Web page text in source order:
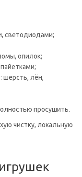
светодиодами;
опилок;
шерсть, лён,
просушить.
чистку, локальную